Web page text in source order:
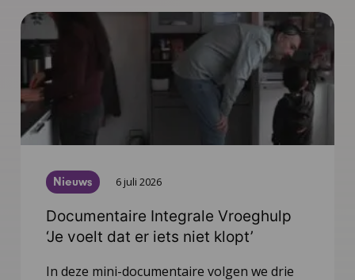
Nieuws 6 juli 2026
Documentaire Integrale Vroeghulp
‘Je voelt dat er iets niet klopt’
In deze mini-documentaire volgen we drie